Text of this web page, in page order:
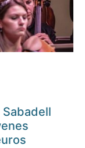
Sabadell